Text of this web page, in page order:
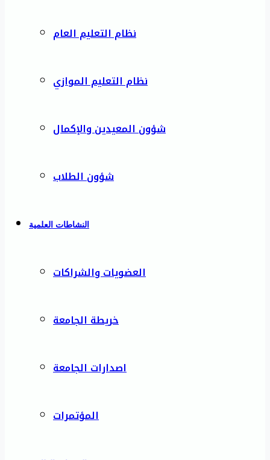
نظام التعليم العام
نظام التعليم الموازي
شؤون المعيدين والإكمال
شؤون الطلاب
النشاطات العلمية
العضويات والشراكات
خريطة الجامعة
اصدارات الجامعة
المؤتمرات